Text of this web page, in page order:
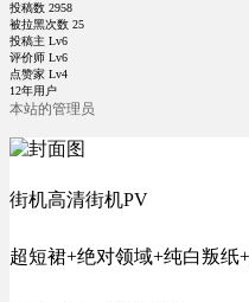
投稿数 2958
被拉黑次数 25
投稿主 Lv6
评价师 Lv6
点赞家 Lv4
12年用户
本站的管理员
街机高清街机PV
超短裙+绝对领域+纯白叛纸